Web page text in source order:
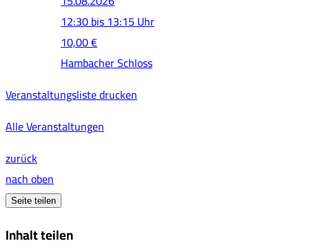
12:30 bis 13:15 Uhr
10,00 €
Hambacher Schloss
Veranstaltungsliste drucken
Alle Veranstaltungen
zurück
nach oben
Seite teilen
Inhalt teilen